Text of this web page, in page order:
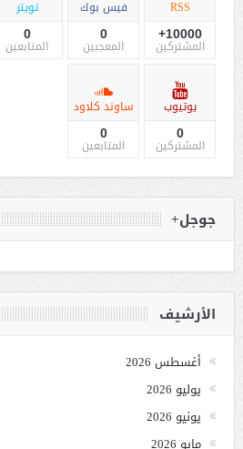
RSS
10000+
المشتركين
فيس بوك
0
المعجبين
تويتر
0
المتابعين
يوتيوب
0
المشتركين
ساوند كلاود
0
المتابعين
جوجل+
الأرشيف
أغسطس 2026
يوليو 2026
يونيو 2026
مايو 2026